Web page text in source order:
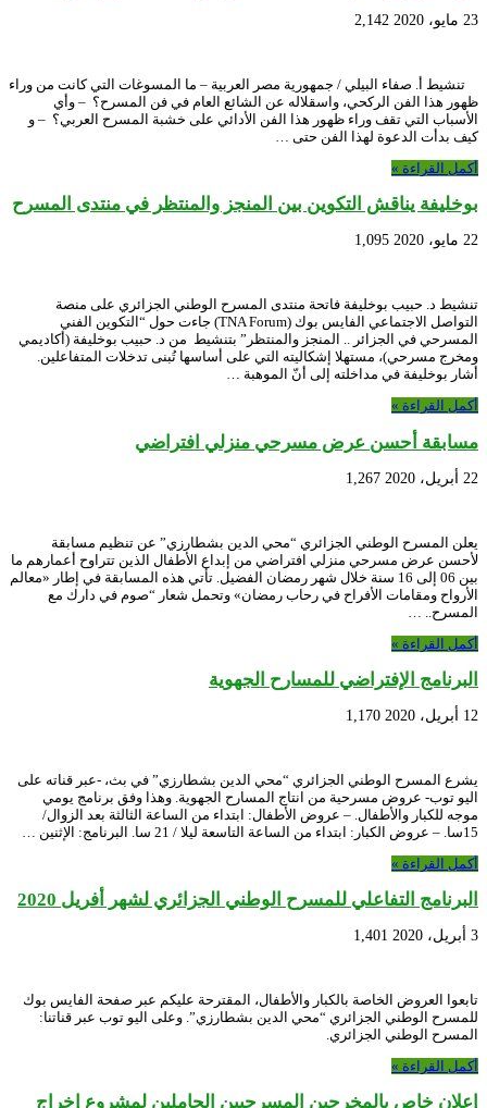
23 مايو، 2020 2,142
تنشيط أ. صفاء البيلي / جمهورية مصر العربية – ما المسوغات التي كانت من وراء
ظهور هذا الفن الركحي، واسقلاله عن الشائع العام في فن المسرح؟ – وأي
الأسباب التي تقف وراء ظهور هذا الفن الأدائي على خشبة المسرح العربي؟ – و
كيف بدأت الدعوة لهذا الفن حتى …
أكمل القراءة »
بوخليفة يناقش التكوين بين المنجز والمنتظر في منتدى المسرح
22 مايو، 2020 1,095
تنشيط د. حبيب بوخليفة فاتحة منتدى المسرح الوطني الجزائري على منصة
التواصل الاجتماعي الفايس بوك (TNA Forum) جاءت حول “التكوين الفني
المسرحي في الجزائر .. المنجز والمنتظر” بتنشيط من د. حبيب بوخليفة (أكاديمي
ومخرج مسرحي)، مستهلا إشكاليته التي على أساسها تُبنى تدخلات المتفاعلين.
أشار بوخليفة في مداخلته إلى أنّ الموهبة …
أكمل القراءة »
مسابقة أحسن عرض مسرحي منزلي افتراضي
22 أبريل، 2020 1,267
يعلن المسرح الوطني الجزائري “محي الدين بشطارزي” عن تنظيم مسابقة
لأحسن عرض مسرحي منزلي افتراضي من إبداع الأطفال الذين تتراوح أعمارهم ما
بين 06 إلى 16 سنة خلال شهر رمضان الفضيل. تأتي هذه المسابقة في إطار «معالم
الأرواح ومقامات الأفراح في رحاب رمضان» وتحمل شعار “صوم في دارك مع
المسرح.. …
أكمل القراءة »
البرنامج الإفتراضي للمسارح الجهوية
12 أبريل، 2020 1,170
يشرع المسرح الوطني الجزائري “محي الدين بشطارزي” في بث، -عبر قناته على
اليو توب- عروض مسرحية من انتاج المسارح الجهوية. وهذا وفق برنامج يومي
موجه للكبار والأطفال. – عروض الأطفال: ابتداء من الساعة الثالثة بعد الزوال/
15سا. – عروض الكبار: ابتداء من الساعة التاسعة ليلا / 21 سا. البرنامج: الإثنين …
أكمل القراءة »
البرنامج التفاعلي للمسرح الوطني الجزائري لشهر أفريل 2020
3 أبريل، 2020 1,401
تابعوا العروض الخاصة بالكبار والأطفال، المقترحة عليكم عبر صفحة الفايس بوك
للمسرح الوطني الجزائري “محي الدين بشطارزي”. وعلى اليو توب عبر قناتنا:
المسرح الوطني الجزائري.
أكمل القراءة »
إعلان خاص بالمخرجين المسرحيين الحاملين لمشروع إخراج